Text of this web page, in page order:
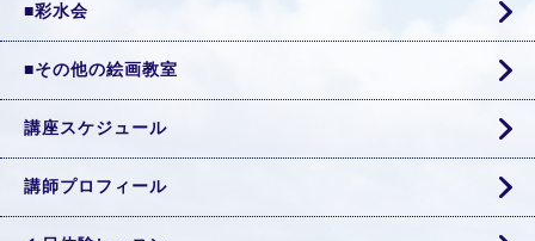
■彩水会
■その他の絵画教室
講座スケジュール
講師プロフィール